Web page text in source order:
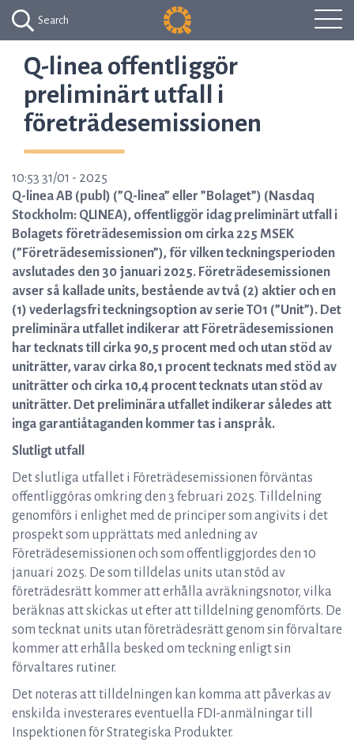
Search
Q-linea offentliggör
preliminärt utfall i
företrädesemissionen
10:53 31/01 - 2025
Q-linea AB (publ) (”Q-linea” eller ”Bolaget”) (Nasdaq
Stockholm: QLINEA), offentliggör idag preliminärt utfall i
Bolagets företrädesemission om cirka 225 MSEK
(”Företrädesemissionen”), för vilken teckningsperioden
avslutades den 30 januari 2025. Företrädesemissionen
avser så kallade units, bestående av två (2) aktier och en
(1) vederlagsfri teckningsoption av serie TO1 (”Unit”). Det
preliminära utfallet indikerar att Företrädesemissionen
har tecknats till cirka 90,5 procent med och utan stöd av
uniträtter, varav cirka 80,1 procent tecknats med stöd av
uniträtter och cirka 10,4 procent tecknats utan stöd av
uniträtter. Det preliminära utfallet indikerar således att
inga garantiåtaganden kommer tas i anspråk.
Slutligt utfall
Det slutliga utfallet i Företrädesemissionen förväntas
offentliggöras omkring den 3 februari 2025. Tilldelning
genomförs i enlighet med de principer som angivits i det
prospekt som upprättats med anledning av
Företrädesemissionen och som offentliggjordes den 10
januari 2025. De som tilldelas units utan stöd av
företrädesrätt kommer att erhålla avräkningsnotor, vilka
beräknas att skickas ut efter att tilldelning genomförts. De
som tecknat units utan företrädesrätt genom sin förvaltare
kommer att erhålla besked om teckning enligt sin
förvaltares rutiner.
Det noteras att tilldelningen kan komma att påverkas av
enskilda investerares eventuella FDI-anmälningar till
Inspektionen för Strategiska Produkter.